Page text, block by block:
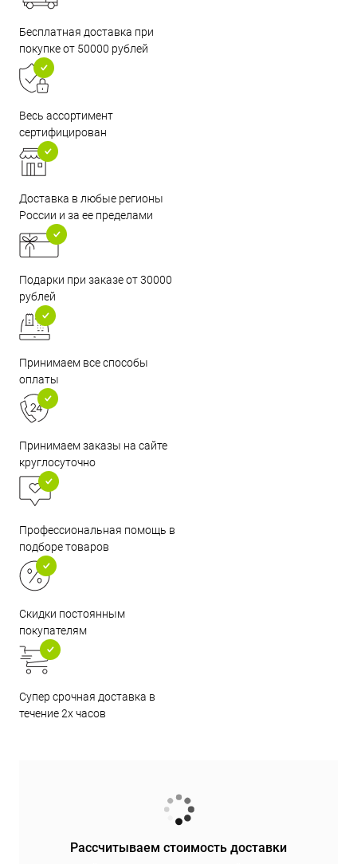
Бесплатная доставка при
покупке от 50000 рублей
Весь ассортимент
сертифицирован
Доставка в любые регионы
России и за ее пределами
Подарки при заказе от 30000
рублей
Принимаем все способы
оплаты
Принимаем заказы на сайте
круглосуточно
Профессиональная помощь в
подборе товаров
Скидки постоянным
покупателям
Супер срочная доставка в
течение 2х часов
Рассчитываем стоимость доставки